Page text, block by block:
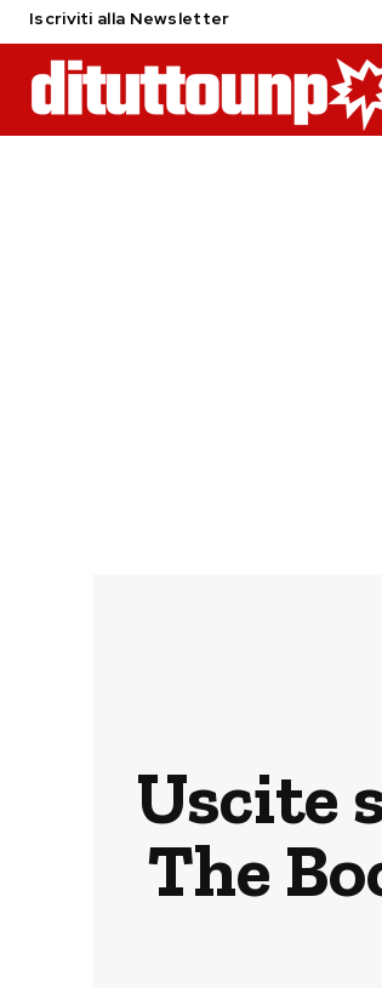
Iscriviti alla Newsletter
Uscite
The